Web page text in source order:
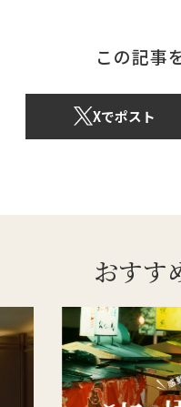
この記事
Xでポスト
おすす